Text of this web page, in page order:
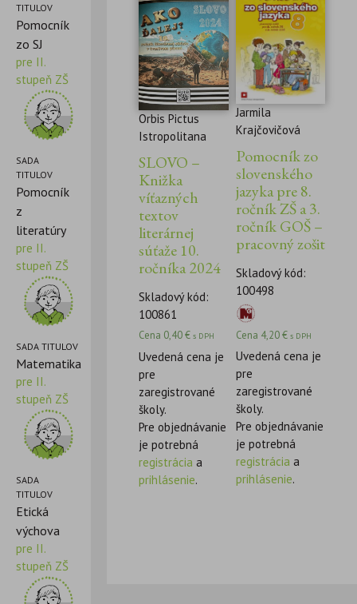
TITULOV
Pomocník
zo SJ
pre II.
stupeň ZŠ
SADA
TITULOV
Pomocník
z
literatúry
pre II.
stupeň ZŠ
SADA TITULOV
Matematika
pre II.
stupeň ZŠ
SADA
TITULOV
Etická
výchova
pre II.
stupeň ZŠ
Orbis Pictus
Istropolitana
SLOVO –
Knižka
víťazných
textov
literárnej
súťaže 10.
ročníka 2024
Skladový kód:
100861
Cena 0,40€ s DPH
Uvedená cena je
pre
zaregistrované
školy.
Pre objednávanie
je potrebná
registrácia a
prihlásenie.
Jarmila
Krajčovičová
Pomocník zo
slovenského
jazyka pre 8.
ročník ZŠ a 3.
ročník GOŠ –
pracovný zošit
Skladový kód:
100498
Cena 4,20€ s DPH
Uvedená cena je
pre
zaregistrované
školy.
Pre objednávanie
je potrebná
registrácia a
prihlásenie.